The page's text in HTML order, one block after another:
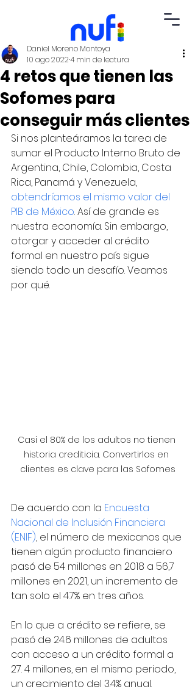
4 retos que tienen las
Sofomes para
conseguir más clientes
Daniel Moreno Montoya
10 ago 20224 min de lectura
Si nos planteáramos la tarea de
sumar el Producto Interno Bruto de
Argentina, Chile, Colombia, Costa
Rica, Panamá y Venezuela,
obtendríamos el mismo valor del
PIB de México. Así de grande es
nuestra economía. Sin embargo,
otorgar y acceder al crédito
formal en nuestro país sigue
siendo todo un desafío. Veamos
por qué.
Casi el 80% de los adultos no tienen
historia crediticia. Convertirlos en
clientes es clave para las Sofomes
De acuerdo con la Encuesta
Nacional de Inclusión Financiera
(ENIF), el número de mexicanos que
tienen algún producto financiero
pasó de 54 millones en 2018 a 56,7
millones en 2021, un incremento de
tan solo el 4.7% en tres años.
En lo que a crédito se refiere, se
pasó de 24.6 millones de adultos
con acceso a un crédito formal a
27. 4 millones, en el mismo periodo,
un crecimiento del 3.4% anual.